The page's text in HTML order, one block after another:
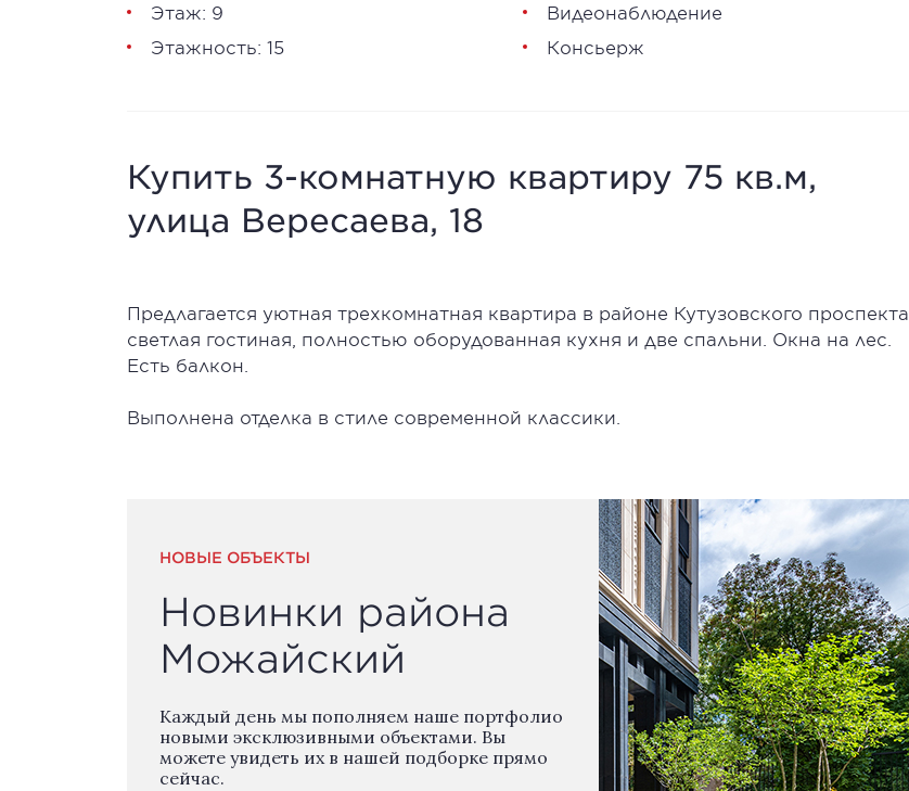
Этаж: 9
Этажность: 15
Видеонаблюдение
Консьерж
Купить 3-комнатную квартиру 75 кв.м,
улица Вересаева, 18
Предлагается уютная трехкомнатная квартира в районе Кутузовского проспекта,
светлая гостиная, полностью оборудованная кухня и две спальни. Окна на лес.
Есть балкон.
Выполнена отделка в стиле современной классики.
НОВЫЕ ОБЪЕКТЫ
Новинки района
Можайский
Каждый день мы пополняем наше портфолио
новыми эксклюзивными объектами. Вы
можете увидеть их в нашей подборке прямо
сейчас.